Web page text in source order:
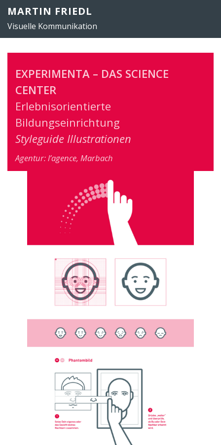
Zum
springen
MARTIN FRIEDL
Visuelle Kommunikation
EXPERIMENTA – DAS SCIENCE
CENTER
Erlebnisorientierte
Bildungseinrichtung
Styleguide Illustrationen
Agentur: l’agence, Marbach